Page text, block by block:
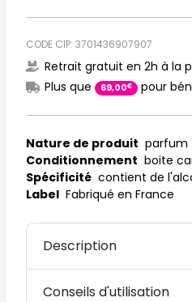
CODE CIP: 3701436907907
Retrait gratuit en 2h à la
Plus que
69,00€ pour
Nature de produit parfum
Conditionnement boite
Spécificité contient de
Label Fabriqué en France
Description
Conseils d'utilisation